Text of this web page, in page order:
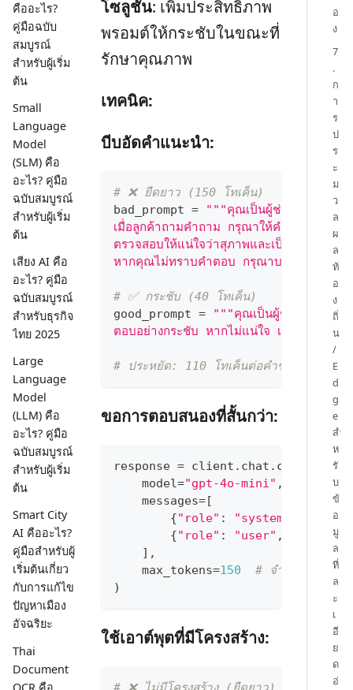
คืออะไร?
คู่มือฉบับ
สมบูรณ์
สำหรับผู้เริ่ม
ต้น
Small
Language
Model
(SLM) คือ
อะไร? คู่มือ
ฉบับสมบูรณ์
สำหรับผู้เริ่ม
ต้น
เสียง AI คือ
อะไร? คู่มือ
ฉบับสมบูรณ์
สำหรับธุรกิจ
ไทย 2025
Large
Language
Model
(LLM) คือ
อะไร? คู่มือ
ฉบับสมบูรณ์
สำหรับผู้เริ่ม
ต้น
Smart City
AI คืออะไร?
คู่มือสำหรับผู้
เริ่มต้นเกี่ยว
กับการแก้ไข
ปัญหาเมือง
อัจฉริยะ
Thai
Document
OCR คือ
โซลูชัน: เพิ่มประสิทธิภาพ
พรอมต์ให้กระชับในขณะที่
รักษาคุณภาพ
เทคนิค:
บีบอัดคำแนะนำ:
# ❌ ยืดยาว (150 โทเค็น)
bad_prompt =
"""คุณเป็นผู้ช่วยบริการลูกค้
เมื่อลูกค้าถามคำถาม กรุณาให้คำตอบที่ละเอี
ตรวจสอบให้แน่ใจว่าสุภาพและเป็นมืออาชีพ
หากคุณไม่ทราบคำตอบ กรุณาบอกอย่างชัดเ
# ✅ กระชับ (40 โทเค็น)
good_prompt =
"""คุณเป็นผู้ช่วยบริการลูก
ตอบอย่างกระชับ หากไม่แน่ใจ เสนอเชื่อมต่
# ประหยัด: 110 โทเค็นต่อคำขอ
ขอการตอบสนองที่สั้นกว่า:
response = client . chat .
    model
="gpt-4o-mini" ,
    messages
= [
{"role" : "system"
{"role" : "user" ,
] ,
    max_tokens
=150
# จำกัดความยาว
)
ใช้เอาต์พุตที่มีโครงสร้าง:
อ
ง
7
.
ก
า
ร
ป
ร
ะ
ม
ว
ล
ผ
ล
ท้
อ
ง
ถิ่
น
/
E
d
g
e
สำ
ห
รั
บ
ข้
อ
มู
ล
ที่
ล
ะ
เ
อี
ย
ด
อ่